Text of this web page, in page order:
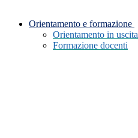
Orientamento e formazione
Orientamento in uscita
Formazione docenti